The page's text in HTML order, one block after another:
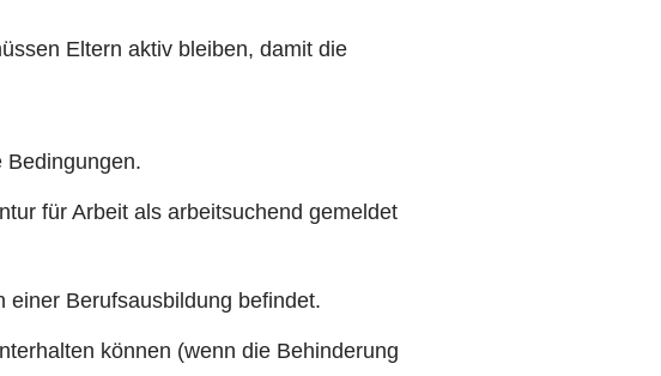
Eltern aktiv bleiben, damit die
Bedingungen.
für Arbeit als arbeitsuchend gemeldet
einer Berufsausbildung befindet.
können (wenn die Behinderung